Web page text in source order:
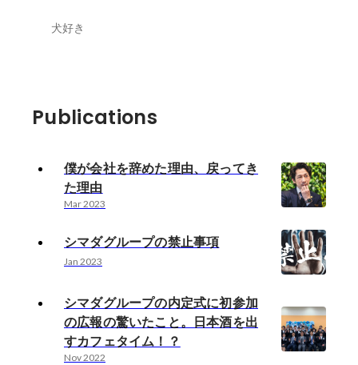
犬好き
Publications
僕が会社を辞めた理由、戻ってき
た理由
Mar 2023
シマダグループの禁止事項
Jan 2023
シマダグループの内定式に初参加
の広報の驚いたこと。日本酒を出
すカフェタイム！？
Nov 2022